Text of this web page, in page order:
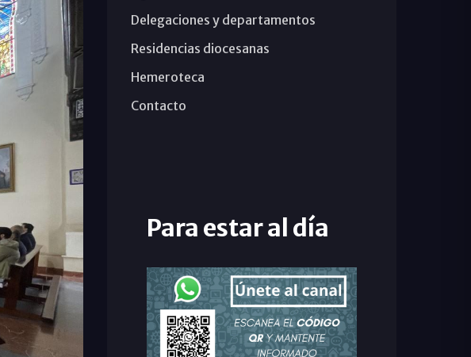
Delegaciones y departamentos
Residencias diocesanas
Hemeroteca
Contacto
Para estar al día